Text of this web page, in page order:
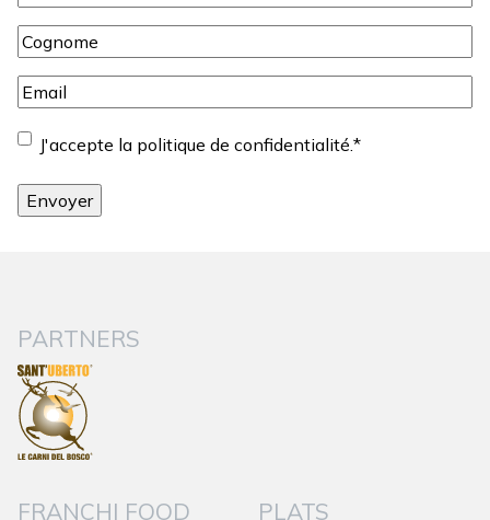
Cognome*
Email*
Consentement*
J'accepte la politique de confidentialité.*
PARTNERS
FRANCHI FOOD PLATS